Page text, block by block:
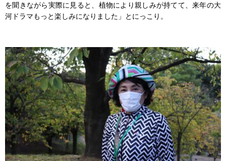
を聞きながら実際に見ると、植物により親しみが持てて、来年の大
河ドラマもっと楽しみになりました」とにっこり。